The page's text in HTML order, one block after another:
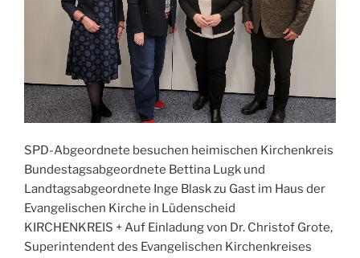
SPD-Abgeordnete besuchen heimischen Kirchenkreis
Bundestagsabgeordnete Bettina Lugk und
Landtagsabgeordnete Inge Blask zu Gast im Haus der
Evangelischen Kirche in Lüdenscheid
KIRCHENKREIS + Auf Einladung von Dr. Christof Grote,
Superintendent des Evangelischen Kirchenkreises